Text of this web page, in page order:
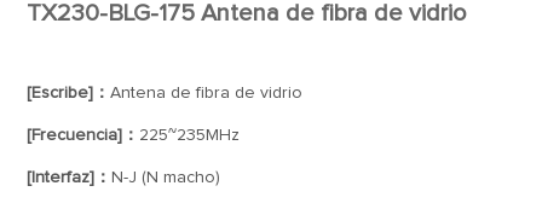
TX230-BLG-175 Antena de fibra de vidrio
[Escribe]：Antena de fibra de vidrio
[Frecuencia]： 225~235MHz
[Interfaz]： N-J (N macho)